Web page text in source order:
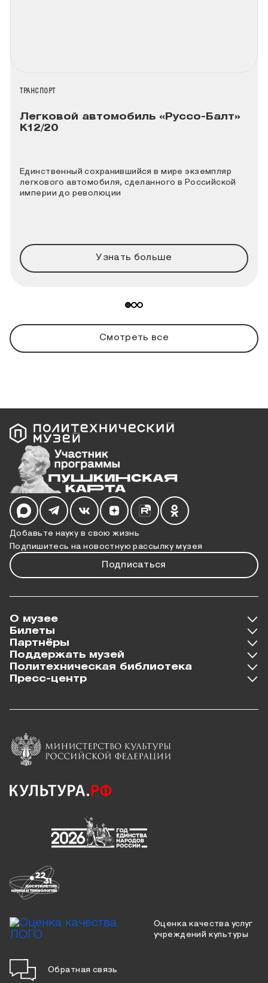
НАЗВАНИЕ КОЛЛЕКЦИИ
ТРАНСПОРТ
Легковой автомобиль «Руссо-Балт»
К12/20
Единственный сохранившийся в мире экземпляр
легкового автомобиля, сделанного в Российской
империи до революции
Узнать больше
Смотреть все
Добавьте науку в свою жизнь
Подпишитесь на новостную рассылку музея
Подписаться
Мы в социальных сетях
О музее
Билеты
Партнёры
Поддержать музей
Политехническая библиотека
Пресс-центр
Оценка качества услуг
учреждений культуры
Обратная связь